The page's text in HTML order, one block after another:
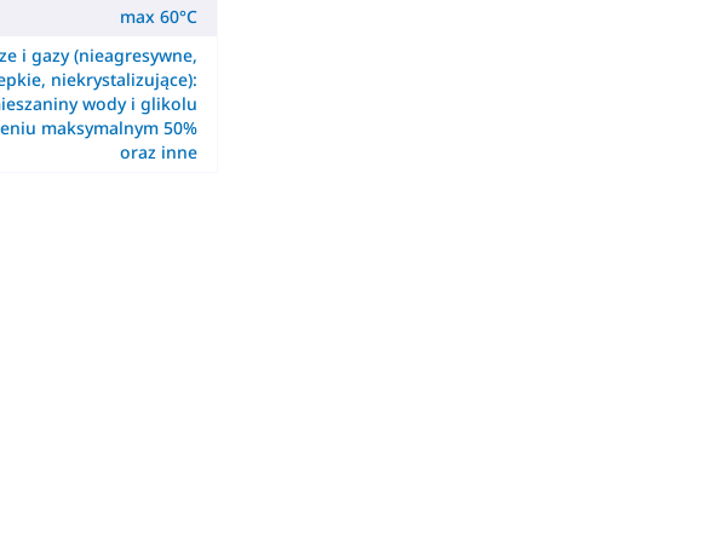
max 60°C
i gazy (nieagresywne,
niekrystalizujące):
wody i glikolu
maksymalnym 50%
oraz inne